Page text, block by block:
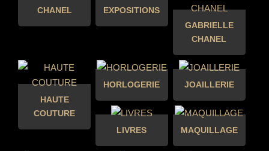
CHANEL
EXPOSITIONS
GABRIELLE
CHANEL
HAUTE
COUTURE
HORLOGERIE JOAILLERIE
LIVRES MAQUILLAGE